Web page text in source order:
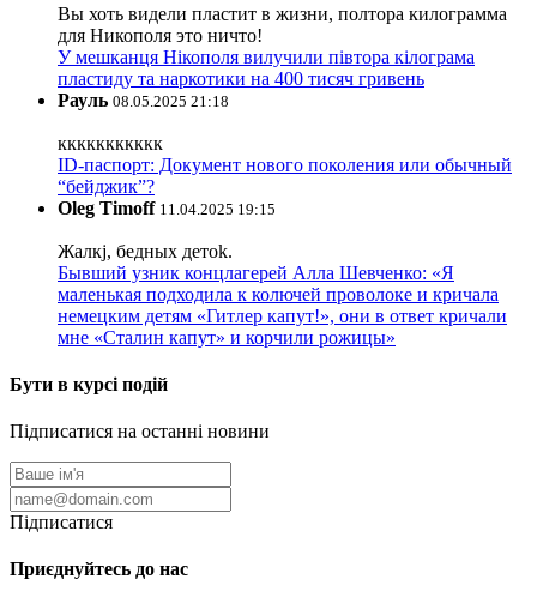
Вы хоть видели пластит в жизни, полтора килограмма
для Никополя это ничто!
У мешканця Нікополя вилучили півтора кілограма
пластиду та наркотики на 400 тисяч гривень
Рауль 08.05.2025 21:18
ккккккккккк
ID-паспорт: Документ нового поколения или обычный
“бейджик”?
Oleg Timoff 11.04.2025 19:15
Жалкj, бедных детok.
Бывший узник концлагерей Алла Шевченко: «Я
маленькая подходила к колючей проволоке и кричала
немецким детям «Гитлер капут!», они в ответ кричали
мне «Сталин капут» и корчили рожицы»
Бути в курсі подій
Підписатися на останні новини
Підписатися
Приєднуйтесь до нас